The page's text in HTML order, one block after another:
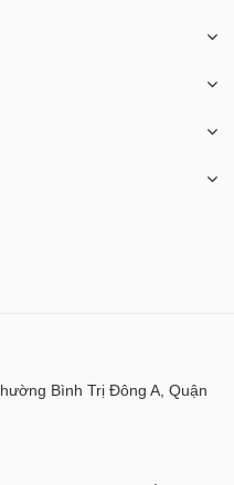
Bình Trị Đông A, Quận